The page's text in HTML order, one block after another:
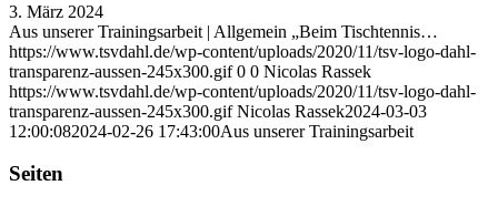
3. März 2024
Aus unserer Trainingsarbeit | Allgemein „Beim Tischtennis…
https://www.tsvdahl.de/wp-content/uploads/2020/11/tsv-logo-dahl-
transparenz-aussen-245x300.gif 0 0 Nicolas Rassek
https://www.tsvdahl.de/wp-content/uploads/2020/11/tsv-logo-dahl-
transparenz-aussen-245x300.gif Nicolas Rassek2024-03-03
12:00:082024-02-26 17:43:00Aus unserer Trainingsarbeit
Seiten